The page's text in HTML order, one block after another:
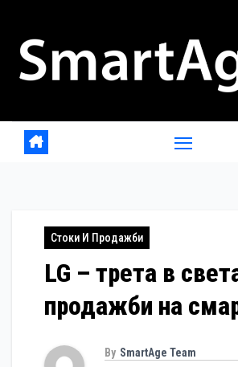
content
Стоки И Продажби
LG – трета в
продажби на
By SmartAge Team